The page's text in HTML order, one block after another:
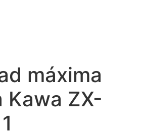
máxima
Kawa ZX-